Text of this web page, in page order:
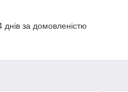
за домовленістю